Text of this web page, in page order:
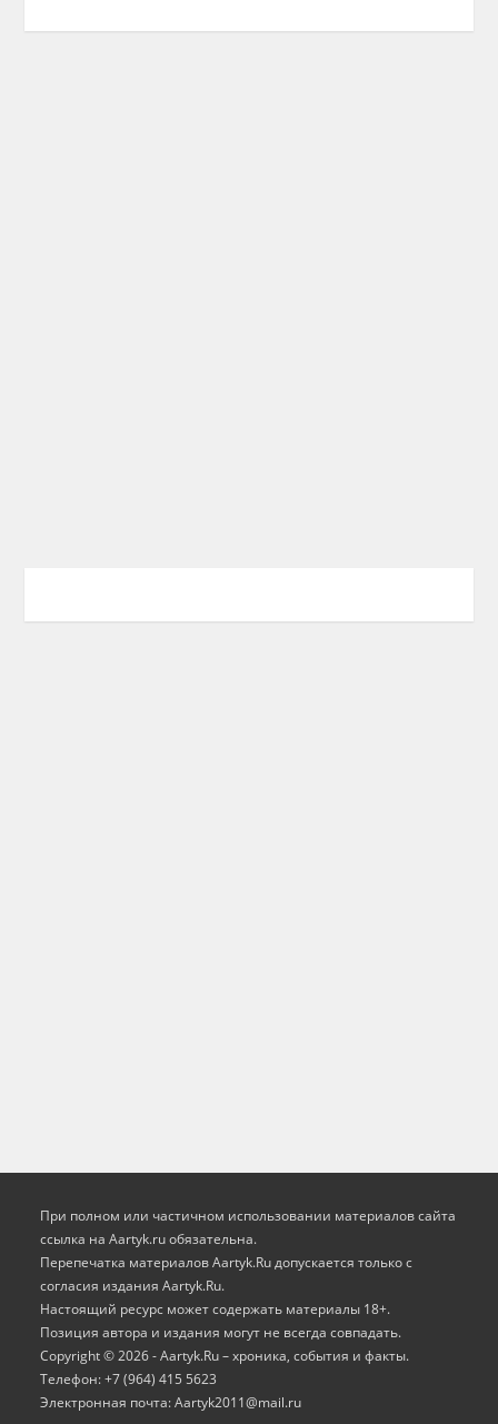
При полном или частичном использовании материалов сайта
ссылка на Aartyk.ru oбязательна.
Перепечатка материалов Aartyk.Ru допускается только с
согласия издания Aartyk.Ru.
Настоящий ресурс может содержать материалы 18+.
Позиция автора и издания могут не всегда совпадать.
Copyright © 2026 - Aartyk.Ru – хроника, события и факты.
Телефон: +7 (964) 415 5623
Электронная почта: Aartyk2011@mail.ru